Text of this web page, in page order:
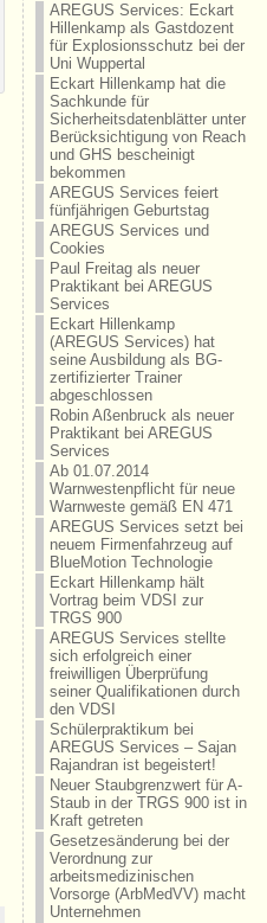
AREGUS Services: Eckart
Hillenkamp als Gastdozent
für Explosionsschutz bei der
Uni Wuppertal
Eckart Hillenkamp hat die
Sachkunde für
Sicherheitsdatenblätter unter
Berücksichtigung von Reach
und GHS bescheinigt
bekommen
AREGUS Services feiert
fünfjährigen Geburtstag
AREGUS Services und
Cookies
Paul Freitag als neuer
Praktikant bei AREGUS
Services
Eckart Hillenkamp
(AREGUS Services) hat
seine Ausbildung als BG-
zertifizierter Trainer
abgeschlossen
Robin Aßenbruck als neuer
Praktikant bei AREGUS
Services
Ab 01.07.2014
Warnwestenpflicht für neue
Warnweste gemäß EN 471
AREGUS Services setzt bei
neuem Firmenfahrzeug auf
BlueMotion Technologie
Eckart Hillenkamp hält
Vortrag beim VDSI zur
TRGS 900
AREGUS Services stellte
sich erfolgreich einer
freiwilligen Überprüfung
seiner Qualifikationen durch
den VDSI
Schülerpraktikum bei
AREGUS Services – Sajan
Rajandran ist begeistert!
Neuer Staubgrenzwert für A-
Staub in der TRGS 900 ist in
Kraft getreten
Gesetzesänderung bei der
Verordnung zur
arbeitsmedizinischen
Vorsorge (ArbMedVV) macht
Unternehmen